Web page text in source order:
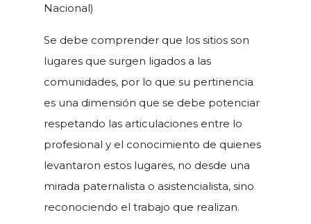
Nacional)
Se debe comprender que los sitios son
lugares que surgen ligados a las
comunidades, por lo que su pertinencia
es una dimensión que se debe potenciar
respetando las articulaciones entre lo
profesional y el conocimiento de quienes
levantaron estos lugares, no desde una
mirada paternalista o asistencialista, sino
reconociendo el trabajo que realizan.